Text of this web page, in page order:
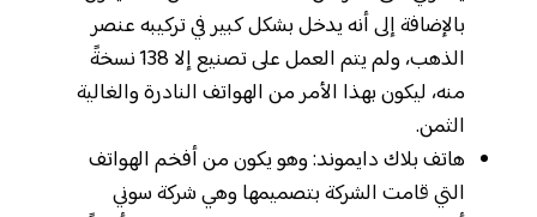
بالإضافة إلى أنه يدخل بشكل كبير في تركيبه عنصر
الذهب، ولم يتم العمل على تصنيع إلا 138 نسخةً
منه، ليكون بهذا الأمر من الهواتف النادرة والغالية
الثمن.
هاتف بلاك دايموند: وهو يكون من أفخم الهواتف
التي قامت الشركة بتصميمها وهي شركة سوني